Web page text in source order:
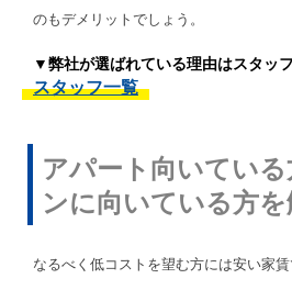
のもデメリットでしょう。
▼弊社が選ばれている理由はスタッ
スタッフ一覧
アパート向いてい
ンに向いている方を
なるべく低コストを望む方には安い家